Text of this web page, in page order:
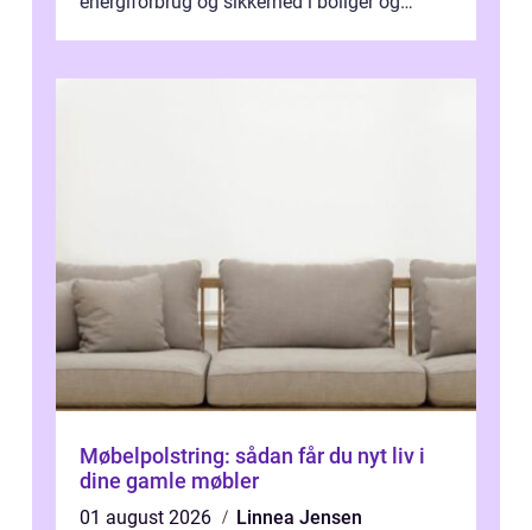
Møbelpolstring: sådan får du nyt liv i
dine gamle møbler
01 august 2026
Linnea Jensen